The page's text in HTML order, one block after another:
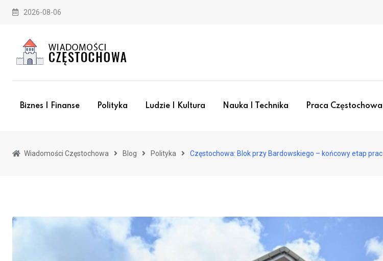
Skip
2026-08-06
Biznes I Finanse Polityka Ludzie I Kultura Nauka I Technika Praca Częstochowa
Wiadomości Częstochowa Blog Polityka Częstochowa: Blok przy Bardowskiego – końcowy etap prac